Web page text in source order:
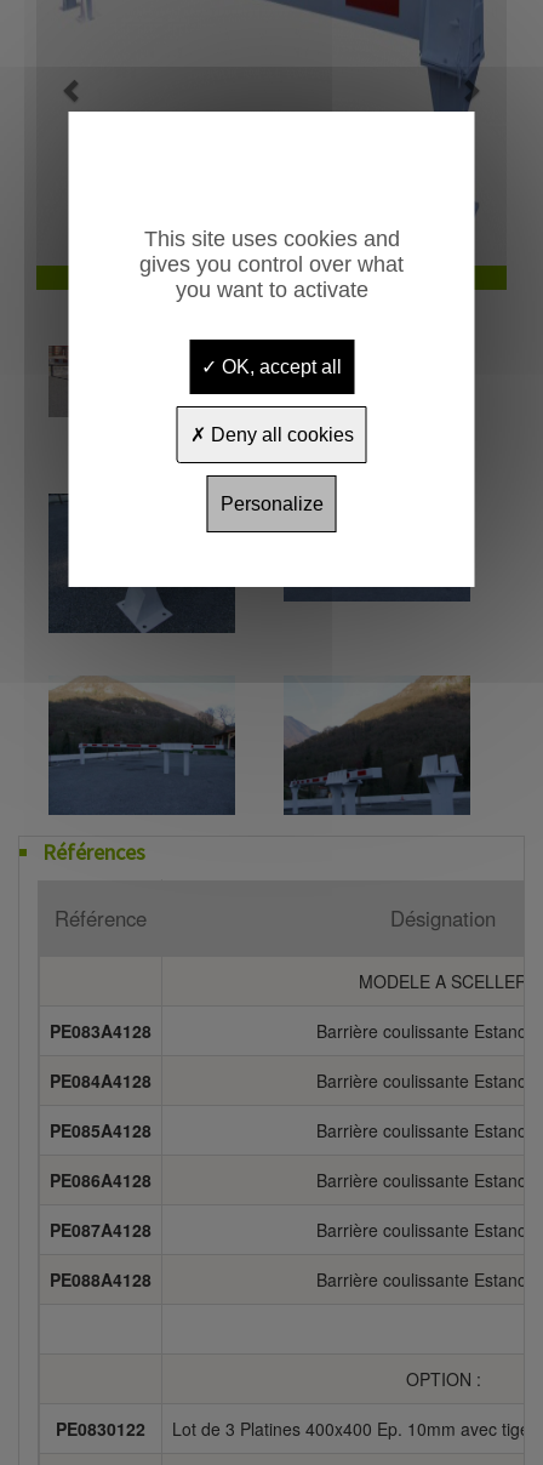
barriére estancarbon- Modèle sur platine
Références
Référence Désignation
MODELE A SCELLER
PE083A4128 Barrière coulissante
PE084A4128 Barrière coulissante
PE085A4128 Barrière coulissante
PE086A4128 Barrière coulissante
PE087A4128 Barrière coulissante
PE088A4128 Barrière coulissante
OPTION :
PE0830122 Lot de 3 Platines 400x400 Ep. 10mm avec
This site uses cookies and
gives you control over what
you want to activate
OK, accept all
Deny all cookies
Personalize